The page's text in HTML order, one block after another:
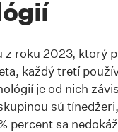
z roku 2023, ktorý
každý tretí
je od nich
sú tínedžeri,
percent sa